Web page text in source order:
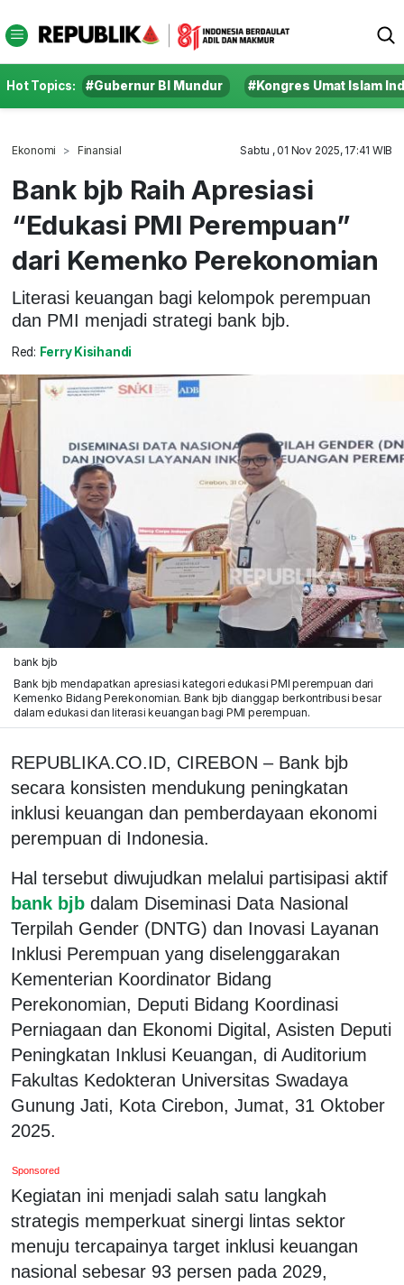
Hot Topics: #Gubernur BI Mundur #Kongres Umat Islam
Ekonomi Finansial Sabtu , 01 Nov 2025, 17:41 WIB
Bank bjb Raih Apresiasi
“Edukasi PMI Perempuan”
dari Kemenko Perekonomian
Literasi keuangan bagi kelompok perempuan
dan PMI menjadi strategi bank bjb.
Red: Ferry Kisihandi
bank bjb
Bank bjb mendapatkan apresiasi kategori edukasi PMI perempuan dari
Kemenko Bidang Perekonomian. Bank bjb dianggap berkontribusi besar
dalam edukasi dan literasi keuangan bagi PMI perempuan.
REPUBLIKA.CO.ID, CIREBON – Bank bjb
secara konsisten mendukung peningkatan
inklusi keuangan dan pemberdayaan ekonomi
perempuan di Indonesia.
Hal tersebut diwujudkan melalui partisipasi aktif
bank bjb dalam Diseminasi Data Nasional
Terpilah Gender (DNTG) dan Inovasi Layanan
Inklusi Perempuan yang diselenggarakan
Kementerian Koordinator Bidang
Perekonomian, Deputi Bidang Koordinasi
Perniagaan dan Ekonomi Digital, Asisten Deputi
Peningkatan Inklusi Keuangan, di Auditorium
Fakultas Kedokteran Universitas Swadaya
Gunung Jati, Kota Cirebon, Jumat, 31 Oktober
2025.
Sponsored
Kegiatan ini menjadi salah satu langkah
strategis memperkuat sinergi lintas sektor
menuju tercapainya target inklusi keuangan
nasional sebesar 93 persen pada 2029,